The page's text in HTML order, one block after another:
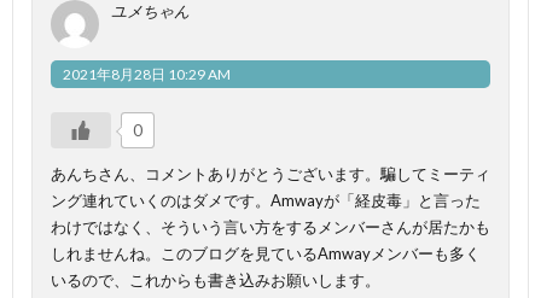
ユメちゃん
2021年8月28日 10:29 AM
0
あんちさん、コメントありがとうございます。騙してミーティ
ング連れていくのはダメです。Amwayが「経皮毒」と言った
わけではなく、そういう言い方をするメンバーさんが居たかも
しれませんね。このブログを見ているAmwayメンバーも多く
いるので、これからも書き込みお願いします。